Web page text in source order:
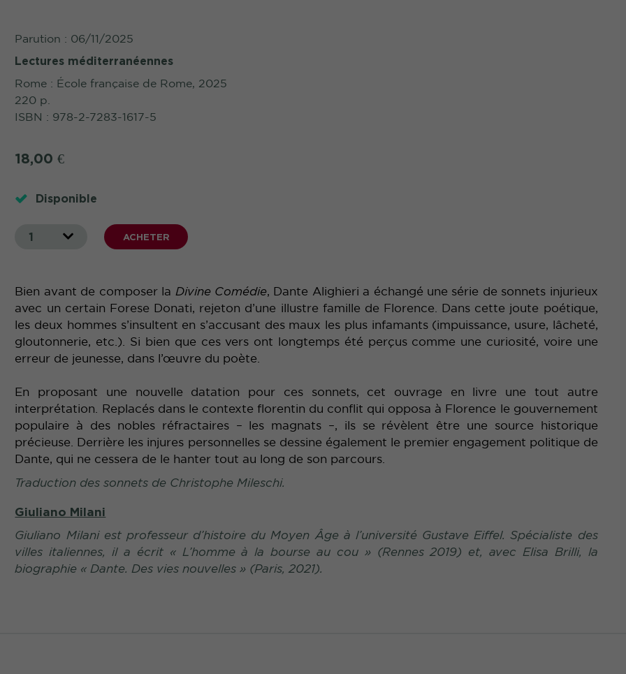
Parution : 06/11/2025
Lectures méditerranéennes
Rome : École française de Rome, 2025
220 p.
ISBN : 978-2-7283-1617-5
18,00 €
Disponible
1 ACHETER
Bien avant de composer la Divine Comédie, Dante Alighieri a échangé une série de sonnets injurieux
avec un certain Forese Donati, rejeton d’une illustre famille de Florence. Dans cette joute poétique,
les deux hommes s’insultent en s’accusant des maux les plus infamants (impuissance, usure, lâcheté,
gloutonnerie, etc.). Si bien que ces vers ont longtemps été perçus comme une curiosité, voire une
erreur de jeunesse, dans l’œuvre du poète.
En proposant une nouvelle datation pour ces sonnets, cet ouvrage en livre une tout autre
interprétation. Replacés dans le contexte florentin du conflit qui opposa à Florence le gouvernement
populaire à des nobles réfractaires – les magnats –, ils se révèlent être une source historique
précieuse. Derrière les injures personnelles se dessine également le premier engagement politique de
Dante, qui ne cessera de le hanter tout au long de son parcours.
Traduction des sonnets de Christophe Mileschi.
Giuliano Milani
Giuliano Milani est professeur d’histoire du Moyen Âge à l’université Gustave Eiffel. Spécialiste des
villes italiennes, il a écrit « L’homme à la bourse au cou » (Rennes 2019) et, avec Elisa Brilli, la
biographie « Dante. Des vies nouvelles » (Paris, 2021).